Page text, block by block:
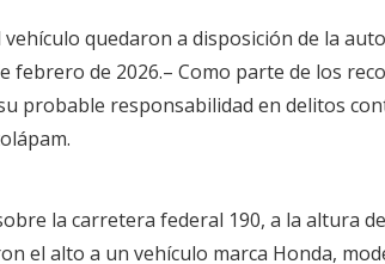
vehículo quedaron a disposición de la
febrero de 2026.– Como parte de los
probable responsabilidad en delitos
la carretera federal 190, a la altura
el alto a un vehículo marca Honda,